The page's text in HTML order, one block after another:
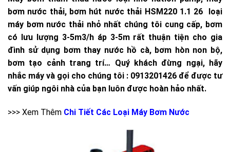
bơm nước thải, bơm hút nước thải HSM220 1.1 26 loại
máy bơm nước thải nhỏ nhất chúng tôi cung cấp, bơm
có lưu lượng 3-5m3/h áp 3-5m rất thuận tiện cho gia
đình sử dụng bơm thay nước hồ cà, bơm hòn non bộ,
bơm tạo cảnh trang trí… Quý khách đừng ngại, hãy
nhắc máy và gọi cho chúng tôi : 0913201426 để được tư
vấn giúp ngôi nhà của bạn luôn được hoàn hảo nhất.
>>> Xem Thêm Chi Tiết Các Loại Máy Bơm Nước